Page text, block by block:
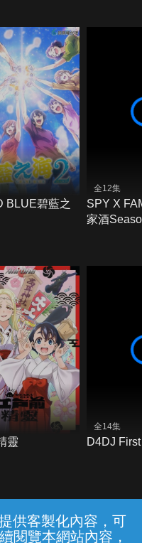
供客製化內容，可
閱覽本網站內容，
BLUE碧藍之
全12集
SPY X
家酒
靈
全14集
D4DJ